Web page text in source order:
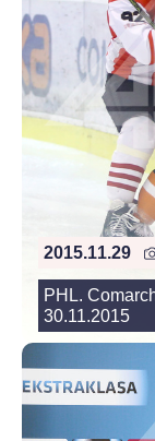
2015.11.29
PHL.
30.11.2015